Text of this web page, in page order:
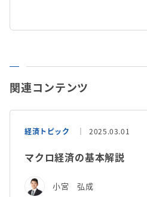
関連コンテンツ
経済トピック 2025.03.01
マクロ経済の基本解説
小宮 弘成